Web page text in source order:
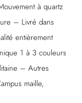
à quartz
– Livré dans
entièrement
1 à 3 couleurs
– Autres
maille,